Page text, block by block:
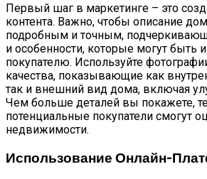
Первый шаг в маркетинге – это
контента. Важно, чтобы описание
подробным и точным,
и особенности, которые могут быть
покупателю. Используйте
качества, показывающие как
так и внешний вид дома, включая
Чем больше деталей вы покажете,
потенциальные покупатели смогут
недвижимости.
Использование Онлайн-